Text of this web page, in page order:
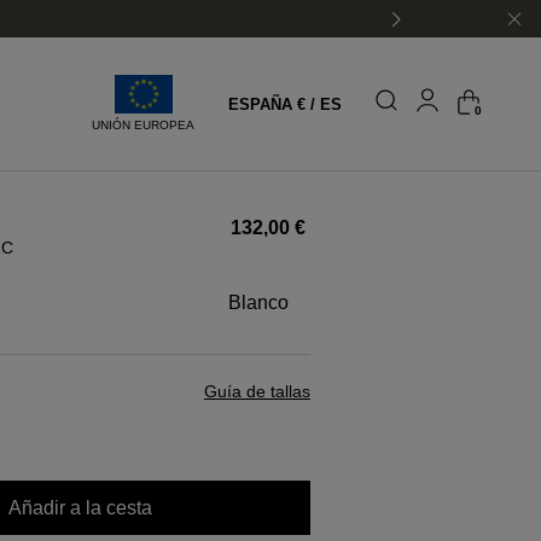
UNIÓN EUROPEA
ESPAÑA € / ES 0
132,00 €
blanco
Guía de tallas
Añadir a la cesta